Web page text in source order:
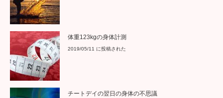
体重123kgの身体計測
2019/05/11 に投稿された
チートデイの翌日の身体の不思議